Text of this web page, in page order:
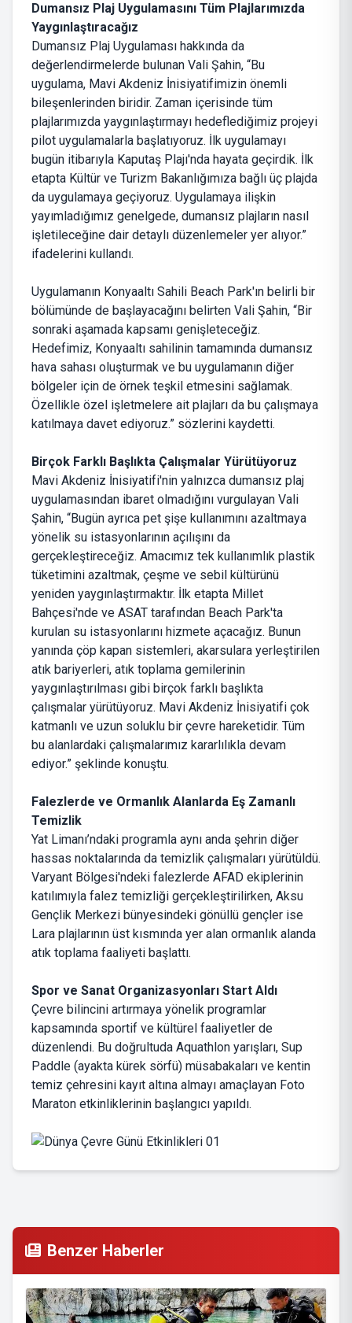
Dumansız Plaj Uygulamasını Tüm Plajlarımızda
Yaygınlaştıracağız
Dumansız Plaj Uygulaması hakkında da
değerlendirmelerde bulunan Vali Şahin, “Bu
uygulama, Mavi Akdeniz İnisiyatifimizin önemli
bileşenlerinden biridir. Zaman içerisinde tüm
plajlarımızda yaygınlaştırmayı hedeflediğimiz projeyi
pilot uygulamalarla başlatıyoruz. İlk uygulamayı
bugün itibarıyla Kaputaş Plajı'nda hayata geçirdik. İlk
etapta Kültür ve Turizm Bakanlığımıza bağlı üç plajda
da uygulamaya geçiyoruz. Uygulamaya ilişkin
yayımladığımız genelgede, dumansız plajların nasıl
işletileceğine dair detaylı düzenlemeler yer alıyor.”
ifadelerini kullandı.
Uygulamanın Konyaaltı Sahili Beach Park'ın belirli bir
bölümünde de başlayacağını belirten Vali Şahin, “Bir
sonraki aşamada kapsamı genişleteceğiz.
Hedefimiz, Konyaaltı sahilinin tamamında dumansız
hava sahası oluşturmak ve bu uygulamanın diğer
bölgeler için de örnek teşkil etmesini sağlamak.
Özellikle özel işletmelere ait plajları da bu çalışmaya
katılmaya davet ediyoruz.” sözlerini kaydetti.
Birçok Farklı Başlıkta Çalışmalar Yürütüyoruz
Mavi Akdeniz İnisiyatifi'nin yalnızca dumansız plaj
uygulamasından ibaret olmadığını vurgulayan Vali
Şahin, “Bugün ayrıca pet şişe kullanımını azaltmaya
yönelik su istasyonlarının açılışını da
gerçekleştireceğiz. Amacımız tek kullanımlık plastik
tüketimini azaltmak, çeşme ve sebil kültürünü
yeniden yaygınlaştırmaktır. İlk etapta Millet
Bahçesi'nde ve ASAT tarafından Beach Park'ta
kurulan su istasyonlarını hizmete açacağız. Bunun
yanında çöp kapan sistemleri, akarsulara yerleştirilen
atık bariyerleri, atık toplama gemilerinin
yaygınlaştırılması gibi birçok farklı başlıkta
çalışmalar yürütüyoruz. Mavi Akdeniz İnisiyatifi çok
katmanlı ve uzun soluklu bir çevre hareketidir. Tüm
bu alanlardaki çalışmalarımız kararlılıkla devam
ediyor.” şeklinde konuştu.
Falezlerde ve Ormanlık Alanlarda Eş Zamanlı
Temizlik
Yat Limanı’ndaki programla aynı anda şehrin diğer
hassas noktalarında da temizlik çalışmaları yürütüldü.
Varyant Bölgesi'ndeki falezlerde AFAD ekiplerinin
katılımıyla falez temizliği gerçekleştirilirken, Aksu
Gençlik Merkezi bünyesindeki gönüllü gençler ise
Lara plajlarının üst kısmında yer alan ormanlık alanda
atık toplama faaliyeti başlattı.
Spor ve Sanat Organizasyonları Start Aldı
Çevre bilincini artırmaya yönelik programlar
kapsamında sportif ve kültürel faaliyetler de
düzenlendi. Bu doğrultuda Aquathlon yarışları, Sup
Paddle (ayakta kürek sörfü) müsabakaları ve kentin
temiz çehresini kayıt altına almayı amaçlayan Foto
Maraton etkinliklerinin başlangıcı yapıldı.
Benzer Haberler